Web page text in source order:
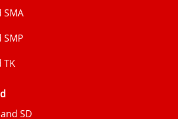
TK
SD